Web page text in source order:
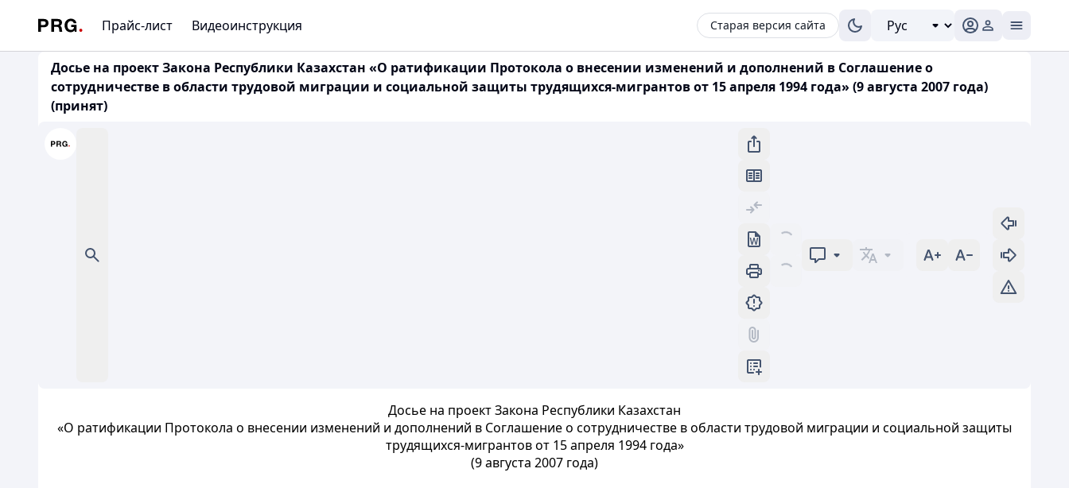
Прайс-лист Видеоинструкция Старая версия сайта
Досье на проект Закона Республики Казахстан «О ратификации Протокола о внесении изменений и дополнений в Соглашение о
сотрудничестве в области трудовой миграции и социальной защиты трудящихся-мигрантов от 15 апреля 1994 года» (9 августа 2007 года)
(принят)
Досье на проект Закона Республики Казахстан
«О ратификации Протокола о внесении изменений и дополнений в Соглашение о сотрудничестве в области трудовой миграции и социальной защиты
трудящихся-мигрантов от 15 апреля 1994 года»
(9 августа 2007 года)